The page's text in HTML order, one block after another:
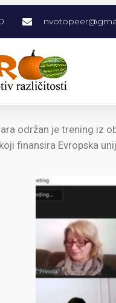
održan je trening iz
finansira Evropska